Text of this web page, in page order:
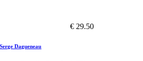
€ 29.50
Dagueneau